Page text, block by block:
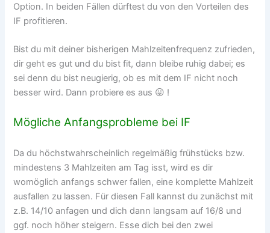
Option. In beiden Fällen dürftest du von den Vorteilen des
IF profitieren.
Bist du mit deiner bisherigen Mahlzeitenfrequenz zufrieden,
dir geht es gut und du bist fit, dann bleibe ruhig dabei; es
sei denn du bist neugierig, ob es mit dem IF nicht noch
besser wird. Dann probiere es aus 😛 !
Mögliche Anfangsprobleme bei IF
Da du höchstwahrscheinlich regelmäßig frühstücks bzw.
mindestens 3 Mahlzeiten am Tag isst, wird es dir
womöglich anfangs schwer fallen, eine komplette Mahlzeit
ausfallen zu lassen. Für diesen Fall kannst du zunächst mit
z.B. 14/10 anfagen und dich dann langsam auf 16/8 und
ggf. noch höher steigern. Esse dich bei den zwei